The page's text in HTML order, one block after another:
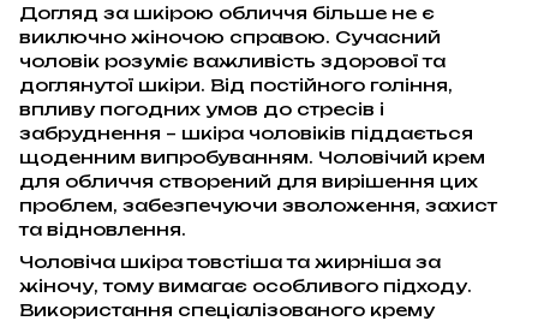
Догляд за шкірою обличчя більше не є
виключно жіночою справою. Сучасний
чоловік розуміє важливість здорової та
доглянутої шкіри. Від постійного гоління,
впливу погодних умов до стресів і
забруднення – шкіра чоловіків піддається
щоденним випробуванням. Чоловічий крем
для обличчя створений для вирішення цих
проблем, забезпечуючи зволоження, захист
та відновлення.
Чоловіча шкіра товстіша та жирніша за
жіночу, тому вимагає особливого підходу.
Використання спеціалізованого крему